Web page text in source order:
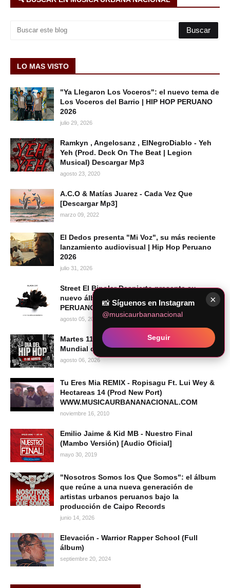
LO MAS VISTO
"Ya Llegaron Los Voceros": el nuevo tema de
Los Voceros del Barrio | HIP HOP PERUANO
2026
julio 29, 2026
Ramkyn , Angelosanz , ElNegroDiablo - Yeh
Yeh (Prod. Deck On The Beat | Legion
Musical) Descargar Mp3
agosto 23, 2020
A.C.O & Matías Juarez - Cada Vez Que
[Descargar Mp3]
marzo 09, 2022
El Dedos presenta "Mi Voz", su más reciente
lanzamiento audiovisual | Hip Hop Peruano
2026
julio 31, 2026
Street El Bipolar Despierto presenta su
nuevo álbum BLACK CAT | HIP HOP
PERUANO 2026
agosto 05, 2026
Martes 11 de agosto de 2026 se celebra el Día
Mundial del Hip Hop
agosto 06, 2026
Tu Eres Mia REMIX - Ropisagu Ft. Lui Wey &
Hectareas 14 (Prod New Port)
WWW.MUSICAURBANANACIONAL.COM
noviembre 16, 2010
Emilio Jaime & Kid MB - Nuestro Final
(Mambo Versión) [Audio Oficial]
mayo 30, 2019
"Nosotros Somos los Que Somos": el álbum
que reúne a una nueva generación de
artistas urbanos peruanos bajo la
producción de Caipo Records
junio 14, 2026
Elevación - Warrior Rapper School (Full
álbum)
septiembre 20, 2024
×
📸 Síguenos en Instagram
@musicaurbananacional
Seguir